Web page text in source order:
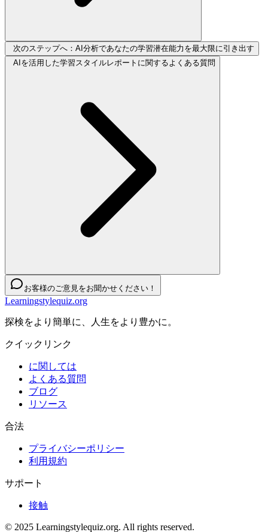
次のステップへ：AI分析であなたの学習潜在能力を最大限に引き出す
AIを活用した学習スタイルレポートに関するよくある質問
お客様のご意見をお聞かせください！
Learningstylequiz.org
探検をより簡単に、人生をより豊かに。
クイックリンク
に関しては
よくある質問
ブログ
リソース
合法
プライバシーポリシー
利用規約
サポート
接触
© 2025 Learningstylequiz.org. All rights reserved.